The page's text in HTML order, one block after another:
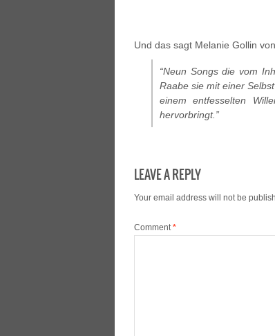
Und das sagt Melanie Gollin
“Neun Songs die vom
Raabe sie mit einer
einem entfesselten
hervorbringt.”
LEAVE A REPLY
Your email address will not be
Comment *